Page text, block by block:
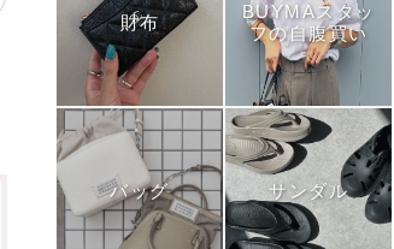
財布
BUYMAスタッ
フの自腹買い
バッグ サンダル